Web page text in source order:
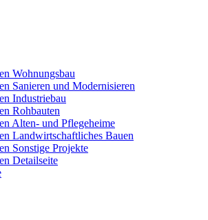
Wohnungsbau
Sanieren und Modernisieren
Industriebau
Rohbauten
Alten- und Pflegeheime
Landwirtschaftliches Bauen
Sonstige Projekte
Detailseite